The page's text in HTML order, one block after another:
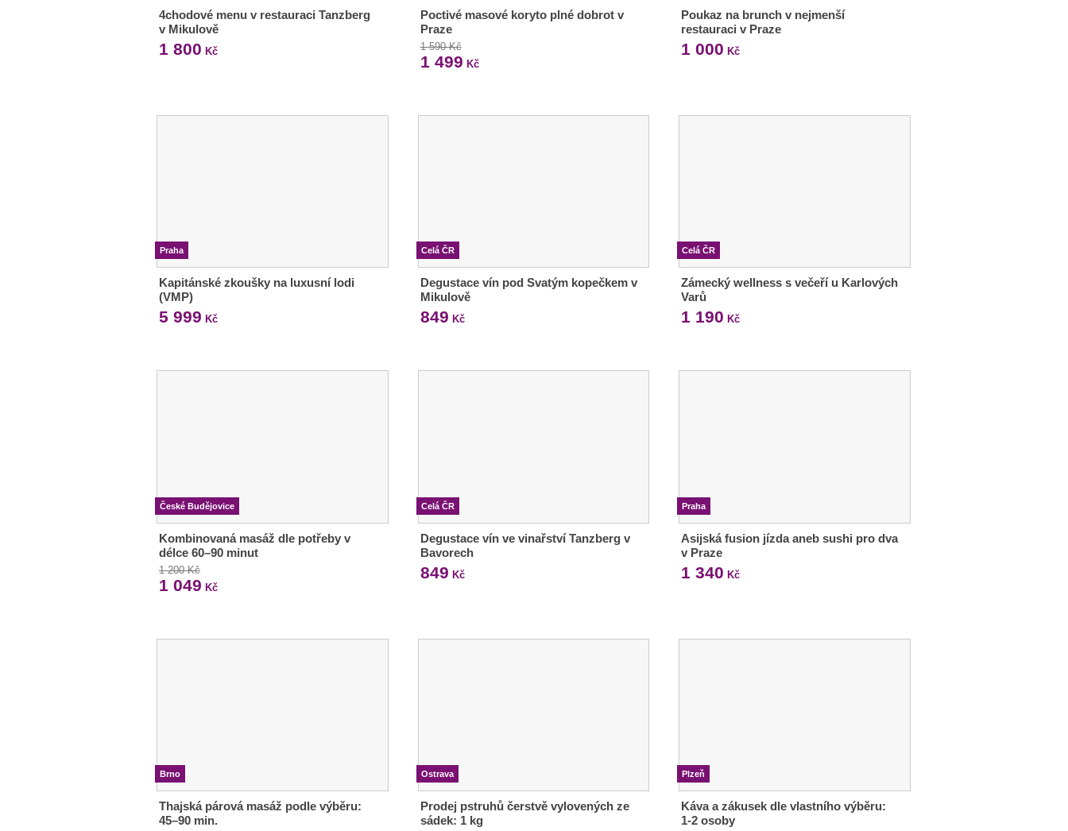
4chodové menu v restauraci Tanzberg
v Mikulově
1 800 Kč
Poctivé masové koryto plné dobrot v
Praze
1 590 Kč
1 499 Kč
Poukaz na brunch v nejmenší
restauraci v Praze
1 000 Kč
Praha
Kapitánské zkoušky na luxusní lodi
(VMP)
5 999 Kč
Celá ČR
Degustace vín pod Svatým kopečkem v
Mikulově
849 Kč
Celá ČR
Zámecký wellness s večeří u Karlových
Varů
1 190 Kč
České Budějovice
Kombinovaná masáž dle potřeby v
délce 60–90 minut
1 200 Kč
1 049 Kč
Celá ČR
Degustace vín ve vinařství Tanzberg v
Bavorech
849 Kč
Praha
Asijská fusion jízda aneb sushi pro dva
v Praze
1 340 Kč
Brno
Thajská párová masáž podle výběru:
45–90 min.
Ostrava
Prodej pstruhů čerstvě vylovených ze
sádek: 1 kg
Plzeň
Káva a zákusek dle vlastního výběru:
1-2 osoby